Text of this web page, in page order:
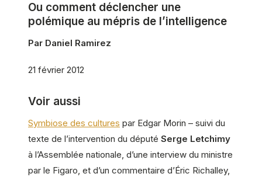
Ou comment déclencher une
polémique au mépris de l’intelligence
Par Daniel Ramirez
21 février 2012
Voir aussi
Symbiose des cultures par Edgar Morin – suivi du
texte de l’intervention du député Serge Letchimy
à l’Assemblée nationale, d’une interview du ministre
par le Figaro, et d’un commentaire d’Éric Richalley,